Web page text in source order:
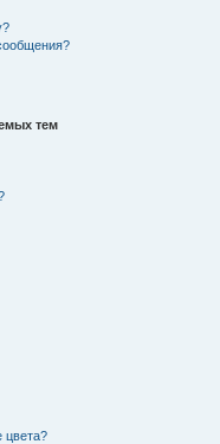
тем
цвета?